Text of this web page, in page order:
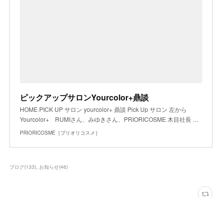
ピックアップサロンYourcolor+鼎談
HOME PICK UP サロン yourcolor+ 鼎談 Pick Up サロン 左から
Yourcolor+ RUMIさん、みゆきさん、PRIORICOSME 木目社長 …
PRIORICOSME［プリオリコスメ］
ブログ(133) お知らせ(46)